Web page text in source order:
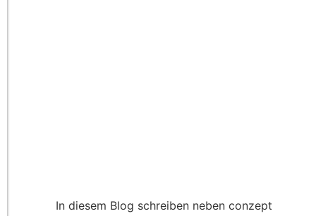
In diesem Blog schreiben neben conzept